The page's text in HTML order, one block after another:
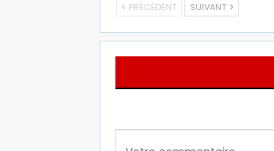
PRÉCÉDENT SUIVANT